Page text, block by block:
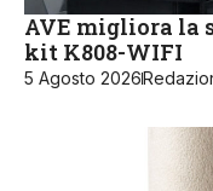
AVE migliora la
kit K808-WIFI
5 Agosto 2026